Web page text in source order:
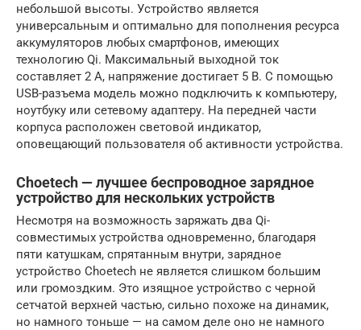
небольшой высоты. Устройство является
универсальным и оптимально для пополнения ресурса
аккумуляторов любых смартфонов, имеющих
технологию Qi. Максимальный выходной ток
составляет 2 А, напряжение достигает 5 В. С помощью
USB-разъема модель можно подключить к компьютеру,
ноутбуку или сетевому адаптеру. На передней части
корпуса расположен световой индикатор,
оповещающий пользователя об активности устройства.
Choetech — лучшее беспроводное зарядное
устройство для нескольких устройств
Несмотря на возможность заряжать два Qi-
совместимых устройства одновременно, благодаря
пяти катушкам, спрятанным внутри, зарядное
устройство Choetech не является слишком большим
или громоздким. Это изящное устройство с черной
сетчатой ​​верхней частью, сильно похоже на динамик,
но намного тоньше — на самом деле оно не намного